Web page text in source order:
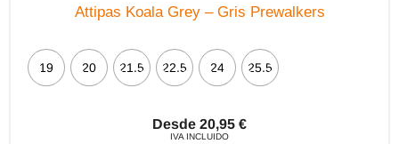
Attipas Koala Grey – Gris Prewalkers
19 20 21.5 22.5 24 25.5
Desde 20,95 €
IVA INCLUIDO